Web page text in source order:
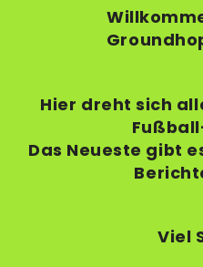
Hier dreht sich
Das Neueste gibt
Viel